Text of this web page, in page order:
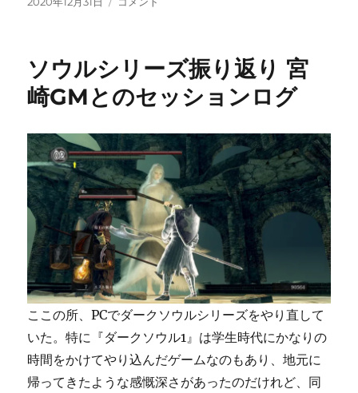
r
ソウルシリーズ振り返り 宮
崎GMとのセッションログ
ここの所、PCでダークソウルシリーズをやり直して
いた。特に『ダークソウル1』は学生時代にかなりの
時間をかけてやり込んだゲームなのもあり、地元に
帰ってきたような感慨深さがあったのだけれど、同